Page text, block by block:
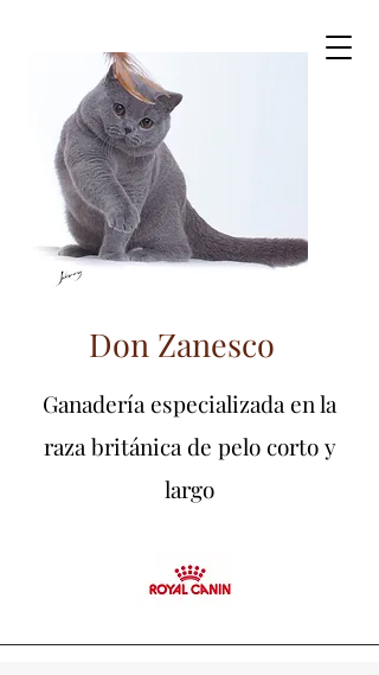
Don Zanesco
Ganadería especializada en la
raza británica de pelo corto y
largo